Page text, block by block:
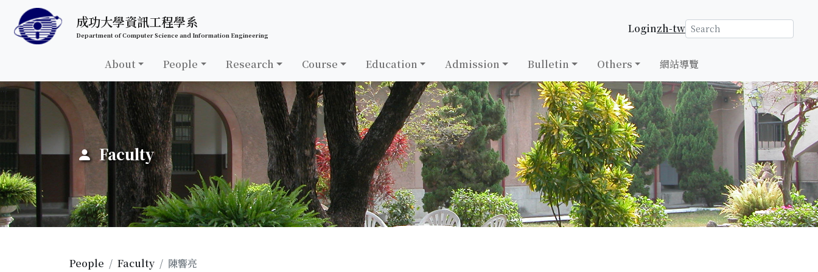
跳至中央內容區塊
成功大學資訊工程學系
Department of Computer Science and Information Engineering Loginzh-tw
About People Research Course Education Admission Bulletin Others
網站導覽
:::
Faculty
People Faculty 陳響亮